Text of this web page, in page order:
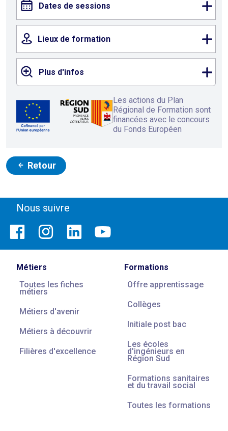
Dates de sessions
Lieux de formation
Plus d'infos
Les actions du Plan
Régional de Formation sont
financées avec le concours
du Fonds Européen
Retour
Nous suivre
Métiers
Toutes les fiches
métiers
Métiers d'avenir
Métiers à découvrir
Filières d'excellence
Formations
Offre apprentissage
Collèges
Initiale post bac
Les écoles
d'ingénieurs en
Région Sud
Formations sanitaires
et du travail social
Toutes les formations